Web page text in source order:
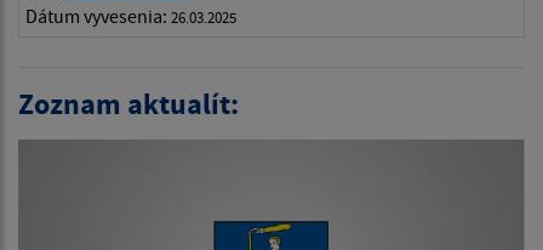
Dátum vyvesenia: 26.03.2025
Zoznam aktualít: